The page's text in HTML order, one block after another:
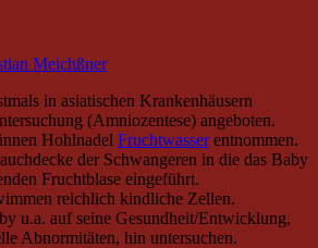
Meichßner
in asiatischen Krankenhäusern
(Amniozentese) angeboten.
Hohlnadel Fruchtwasserentnommen.
der Schwangeren in die das Baby
Fruchtblase eingeführt.
reichlich kindliche Zellen.
u.a. auf seine Gesundheit/Entwicklung,
Abnormitäten, hin untersuchen.